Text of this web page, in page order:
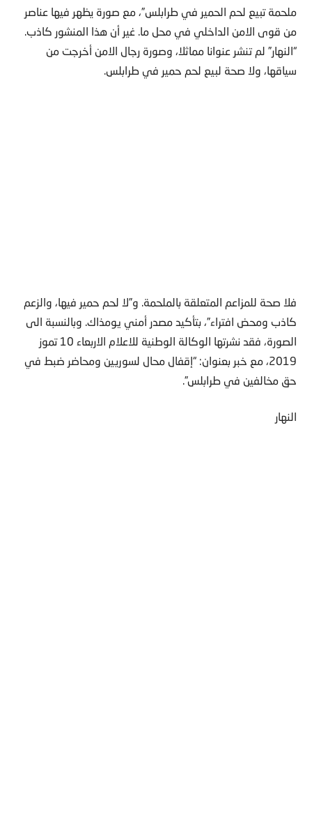
ملحمة تبيع لحم الحمير في طرابلس”، مع صورة يظهر فيها عناصر
من قوى الامن الداخلي في محل ما. غير أن هذا المنشور كاذب.
“النهار” لم تنشر عنوانا مماثلا، وصورة رجال الامن أخرجت من
سياقها، ولا صحة لبيع لحم حمير في طرابلس.
فلا صحة للمزاعم المتعلقة بالملحمة. و”لا لحم حمير فيها، والزعم
كاذب ومحض افتراء”، بتأكيد مصدر أمني يومذاك. وبالنسبة الى
الصورة، فقد نشرتها الوكالة الوطنية للاعلام الاربعاء 10 تموز
2019، مع خبر بعنوان: “إقفال محال لسوريين ومحاضر ضبط في
حق مخالفين في طرابلس”.
النهار